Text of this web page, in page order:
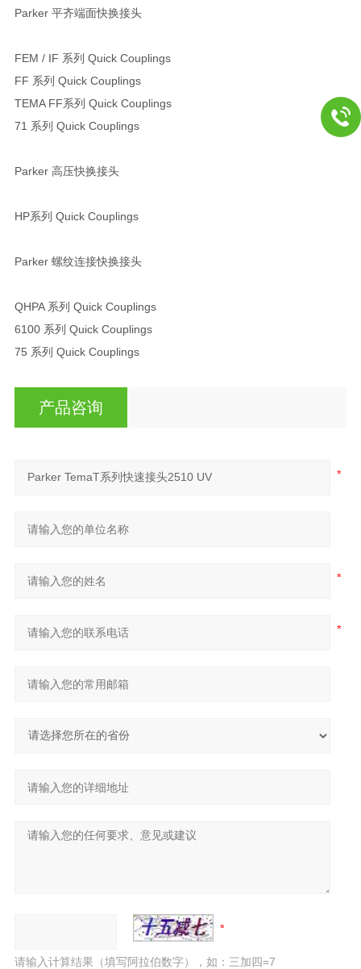
Parker 平齐端面快换接头
FEM / IF 系列 Quick Couplings
FF 系列 Quick Couplings
TEMA FF系列 Quick Couplings
71 系列 Quick Couplings
Parker 高压快换接头
HP系列 Quick Couplings
Parker 螺纹连接快换接头
QHPA 系列 Quick Couplings
6100 系列 Quick Couplings
75 系列 Quick Couplings
产品咨询
请输入计算结果（填写阿拉伯数字），如：三加四=7